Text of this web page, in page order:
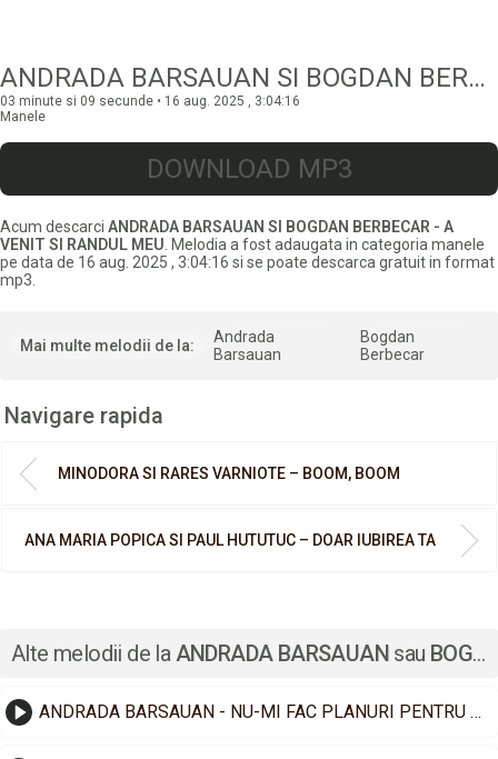
ANDRADA BARSAUAN SI BOGDAN BERBECAR – A VENIT SI RANDUL MEU
03 minute si 09 secunde • 16 aug. 2025 , 3:04:16
Manele
DOWNLOAD MP3
Acum descarci ANDRADA BARSAUAN SI BOGDAN BERBECAR - A
VENIT SI RANDUL MEU . Melodia a fost adaugata in categoria manele
pe data de 16 aug. 2025 , 3:04:16 si se poate descarca gratuit in format
mp3.
Mai multe melodii de la:
Andrada
Barsauan
Bogdan
Berbecar
Navigare rapida
MINODORA SI RARES VARNIOTE – BOOM, BOOM
ANA MARIA POPICA SI PAUL HUTUTUC – DOAR IUBIREA TA
Alte melodii de laANDRADA BARSAUAN sau BOGDAN BERBECAR
ANDRADA BARSAUAN - NU-MI FAC PLANURI PENTRU MAINE